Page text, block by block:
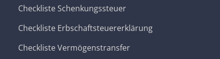
Checkliste Schenkungssteuer
Checkliste Erbschaftsteuererklärung
Checkliste Vermögenstransfer